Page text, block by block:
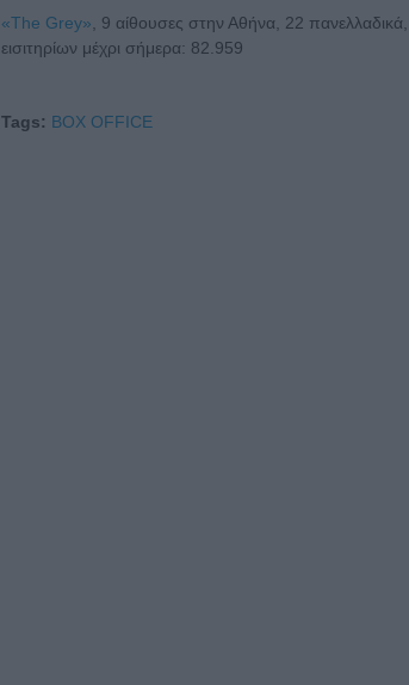
«The Grey» , 9 αίθουσες στην Αθήνα, 22
εισιτηρίων μέχρι σήμερα: 82.959
Tags: BOX OFFICE